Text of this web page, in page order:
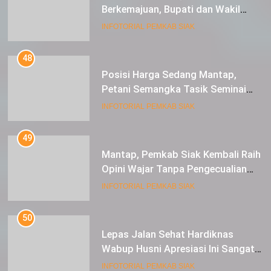
Berkemajuan, Bupati dan Wakil
Bupati Siak Terima Gelar Adat
INFOTORIAL PEMKAB SIAK
48
Posisi Harga Sedang Mantap,
Petani Semangka Tasik Seminai
Raup Untung
INFOTORIAL PEMKAB SIAK
49
Mantap, Pemkab Siak Kembali Raih
Opini Wajar Tanpa Pengecualian
ke-13 Dari BPK RI.
INFOTORIAL PEMKAB SIAK
50
Lepas Jalan Sehat Hardiknas
Wabup Husni Apresiasi Ini Sangat
Luar Biasa
INFOTORIAL PEMKAB SIAK